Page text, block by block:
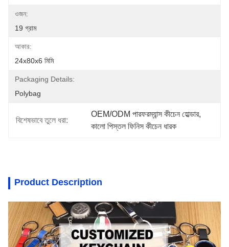
ওজন:
19 গ্রাম
আকার:
24x80x6 মিমি
Packaging Details:
Polybag
বিশেষভাবে তুলে ধরা:
OEM/ODM পারফরম্যান্স কীচেন হোল্ডার,
কালো পিস্তল ফিনিস কীচেন ধারক
Product Description